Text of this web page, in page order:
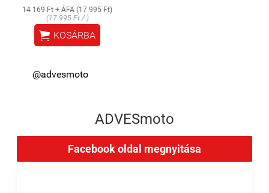
14 169 Ft + ÁFA (17 995 Ft)
(17 995 Ft / )
 KOSÁRBA
@advesmoto
ADVESmoto
Facebook oldal megnyitása